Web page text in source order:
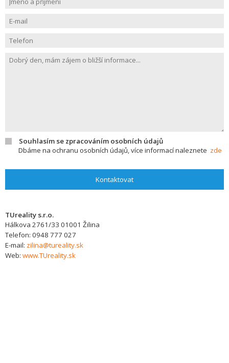
Souhlasím se zpracováním osobních údajů
Dbáme na ochranu osobních údajů, více informací naleznete zde
Kontaktovat
TUreality s.r.o.
Hálkova 2761/33 01001 Žilina
Telefon: 0948 777 027
E-mail: zilina@tureality.sk
Web: www.TUreality.sk